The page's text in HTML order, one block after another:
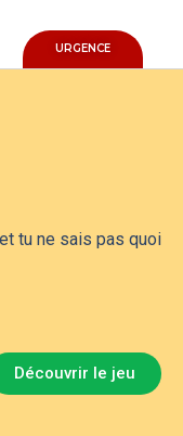
URGENCE
tu ne sais pas quoi
Découvrir le jeu